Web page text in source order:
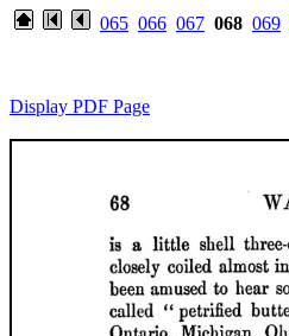
065 066 067 068 069
Display PDF Page